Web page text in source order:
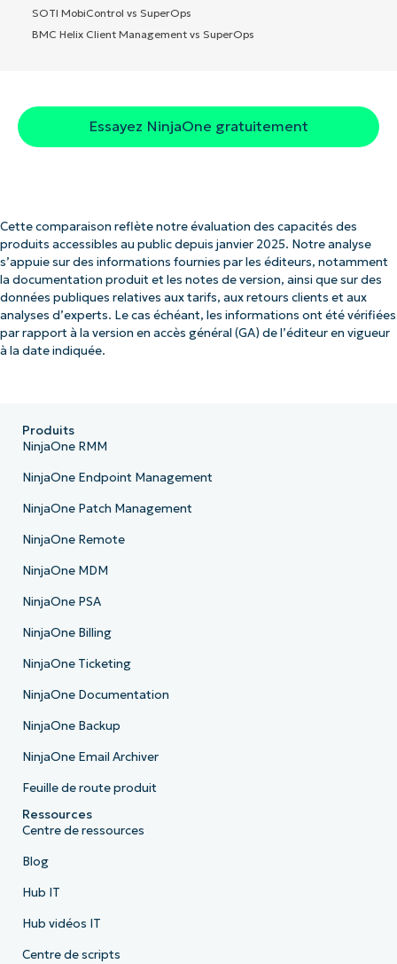
SOTI MobiControl vs SuperOps
BMC Helix Client Management vs SuperOps
Essayez NinjaOne gratuitement
Cette comparaison reflète notre évaluation des capacités des
produits accessibles au public depuis janvier 2025. Notre analyse
s’appuie sur des informations fournies par les éditeurs, notamment
la documentation produit et les notes de version, ainsi que sur des
données publiques relatives aux tarifs, aux retours clients et aux
analyses d’experts. Le cas échéant, les informations ont été vérifiées
par rapport à la version en accès général (GA) de l’éditeur en vigueur
à la date indiquée.
Produits
NinjaOne RMM
NinjaOne Endpoint Management
NinjaOne Patch Management
NinjaOne Remote
NinjaOne MDM
NinjaOne PSA
NinjaOne Billing
NinjaOne Ticketing
NinjaOne Documentation
NinjaOne Backup
NinjaOne Email Archiver
Feuille de route produit
Ressources
Centre de ressources
Blog
Hub IT
Hub vidéos IT
Centre de scripts